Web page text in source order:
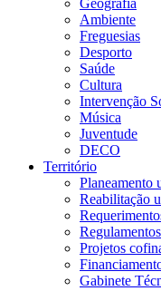
Geografia
Ambiente
Freguesias
Desporto
Saúde
Cultura
Intervenção
Música
Juventude
DECO
Território
Planeamento
Reabilitação
Projetos
Gabinete